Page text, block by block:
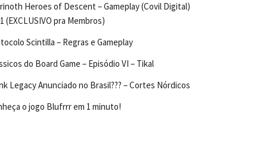
Heroes of Descent – Gameplay (Covil Digital)
(EXCLUSIVO pra Membros)
Scintilla – Regras e Gameplay
do Board Game – Episódio VI – Tikal
Legacy Anunciado no Brasil??? – Cortes Nórdicos
o jogo Blufrrr em 1 minuto!